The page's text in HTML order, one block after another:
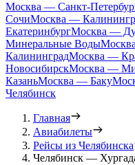
Москва — Санкт-
СочиМосква —
ЕкатеринбургМосква —
Минеральные Воды
КалининградМосква —
НовосибирскМосква —
КазаньМосква — Баку
Челябинск
Главная
Авиабилеты
Рейсы из Челябинска
Челябинск —